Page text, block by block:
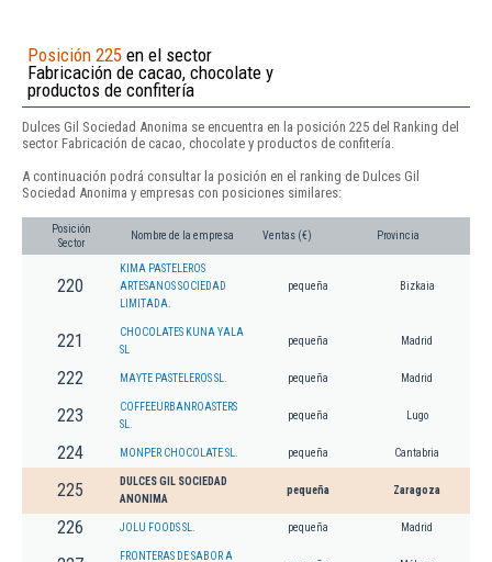
Posición 225 en el sector
Fabricación de cacao, chocolate y
productos de confitería
Dulces Gil Sociedad Anonima se encuentra en la posición 225 del Ranking del
sector Fabricación de cacao, chocolate y productos de confitería.
A continuación podrá consultar la posición en el ranking de Dulces Gil
Sociedad Anonima y empresas con posiciones similares:
Posición
Sector
Nombre de la empresa Ventas (€) Provincia
220
KIMA PASTELEROS
ARTESANOS SOCIEDAD
LIMITADA.
pequeña Bizkaia
221
CHOCOLATES KUNA YALA
SL
pequeña Madrid
222 MAYTE PASTELEROS SL. pequeña Madrid
223
COFFEEURBANROASTERS
SL.
pequeña Lugo
224 MONPER CHOCOLATE SL. pequeña Cantabria
225
DULCES GIL SOCIEDAD
ANONIMA
pequeña Zaragoza
226 JOLU FOODS SL. pequeña Madrid
FRONTERAS DE SABOR A